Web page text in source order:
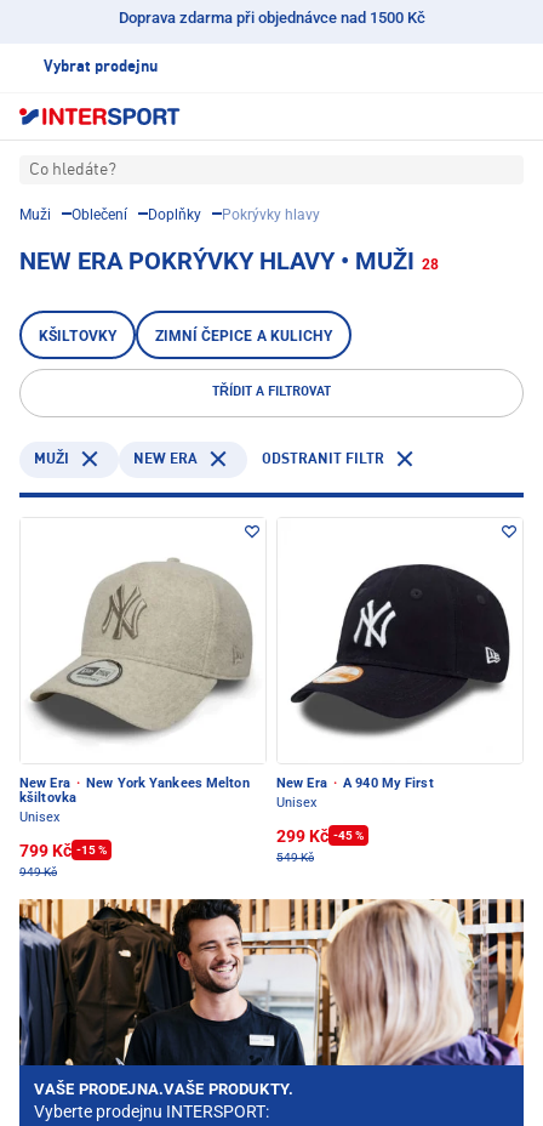
Doprava zdarma při objednávce nad 1500 Kč
Vybrat prodejnu
Co hledáte?
Muži Oblečení Doplňky Pokrývky hlavy
NEW ERA POKRÝVKY HLAVY • MUŽI 28
KŠILTOVKY ZIMNÍ ČEPICE A KULICHY
TŘÍDIT A FILTROVAT
MUŽI NEW ERA ODSTRANIT FILTR
New Era · New York Yankees Melton
kšiltovka
Unisex
799 Kč -15 %
949 Kč
New Era · A 940 My First
Unisex
299 Kč -45 %
549 Kč
VAŠE PRODEJNA.VAŠE PRODUKTY.
Vyberte prodejnu INTERSPORT: